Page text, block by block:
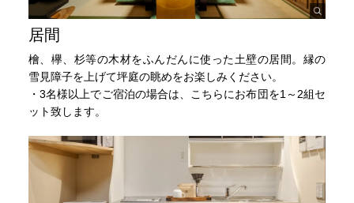
居間
檜、欅、杉等の木材をふんだんに使った土壁の居間。縁の
雪見障子を上げて坪庭の眺めをお楽しみください。
・3名様以上でご宿泊の場合は、こちらにお布団を1～2組セ
ット致します。